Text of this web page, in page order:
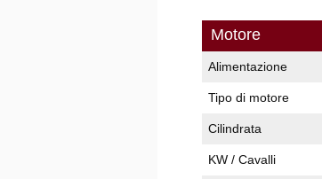
Motore
Alimentazione
Tipo di motore
Cilindrata
KW / Cavalli